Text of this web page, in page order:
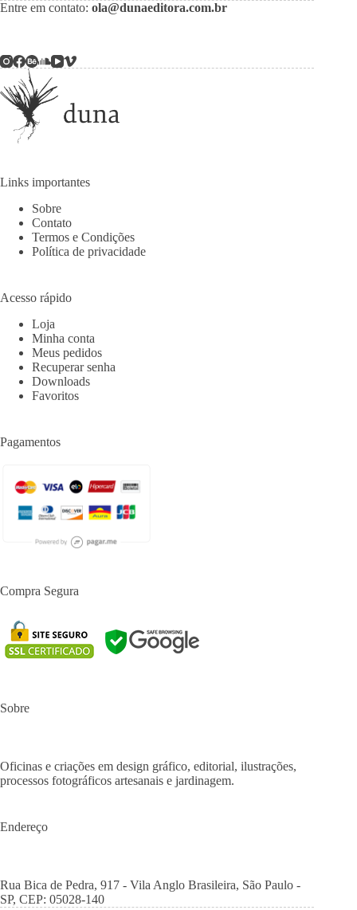
Entre em contato: ola@dunaeditora.com.br
Links importantes
Sobre
Contato
Termos e Condições
Política de privacidade
Acesso rápido
Loja
Minha conta
Meus pedidos
Recuperar senha
Downloads
Favoritos
Pagamentos
Compra Segura
Sobre
Oficinas e criações em design gráfico, editorial, ilustrações,
processos fotográficos artesanais e jardinagem.
Endereço
Rua Bica de Pedra, 917 - Vila Anglo Brasileira, São Paulo -
SP, CEP: 05028-140